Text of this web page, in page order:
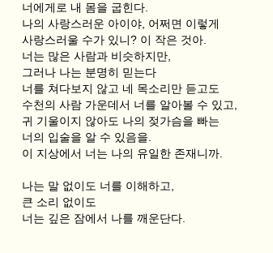
너에게로 내 몸을 굽힌다.
나의 사랑스러운 아이야, 어쩌면 이렇게
사랑스러울 수가 있니? 이 작은 것아.
너는 많은 사람과 비슷하지만,
그러나 나는 분명히 믿는다
너를 쳐다보지 않고 네 목소리만 듣고도
수천의 사람 가운데서 너를 알아볼 수 있고,
귀 기울이지 않아도 나의 젖가슴을 빠는
너의 입술을 알 수 있음을.
이 지상에서 너는 나의 유일한 존재니까.
나는 말 없이도 너를 이해하고,
큰 소리 없이도
너는 깊은 잠에서 나를 깨운단다.